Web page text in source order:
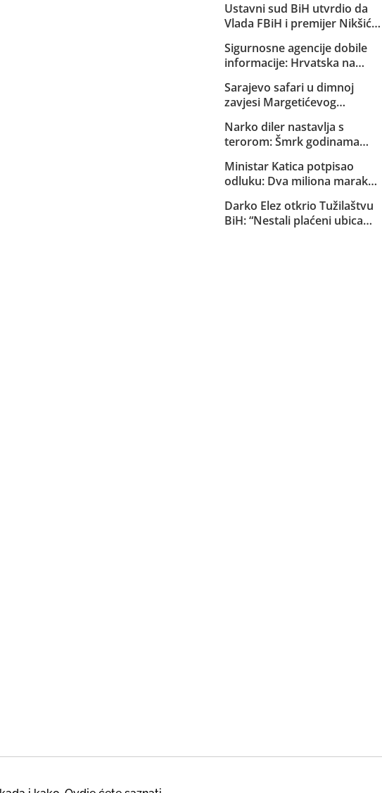
Ustavni sud BiH utvrdio da
Vlada FBiH i premijer Nikšić
odluka: Sud obavijestio
državno Tužilaštvo
Sigurnosne agencije dobile
informacije: Hrvatska na
centar kako bi u BiH mogla
ilegalno prebacivati migrante
Sarajevo safari u dimnoj
zavjesi Margetićevog
medijski spektakl i nula
konkretnih dokaza
Narko diler nastavlja s
terorom: Šmrk godinama
Sarajlije i snima svoje
brutalne akcije!
Ministar Katica potpisao
odluku: Dva miliona maraka
osiguranje helikoptera MUP-
a KS
Darko Elez otkrio Tužilaštvu
BiH: “Nestali plaćeni ubica